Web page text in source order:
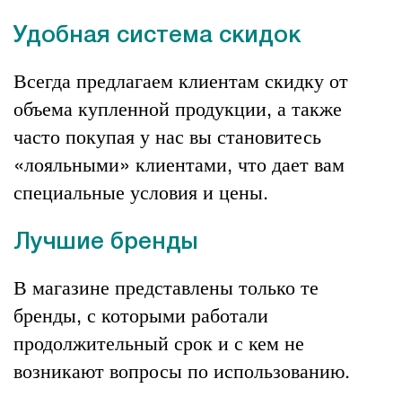
Удобная система скидок
Всегда предлагаем клиентам скидку от
объема купленной продукции, а также
часто покупая у нас вы становитесь
«лояльными» клиентами, что дает вам
специальные условия и цены.
Лучшие бренды
В магазине представлены только те
бренды, с которыми работали
продолжительный срок и с кем не
возникают вопросы по использованию.